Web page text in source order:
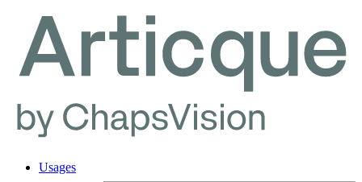
Usages